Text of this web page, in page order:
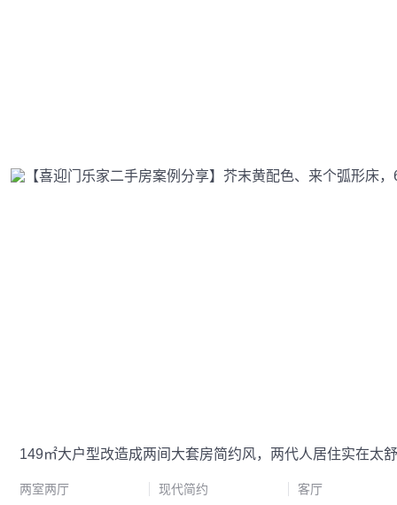
149㎡大户型改造成两间大套房简约风，两代人居住实在太
两室两厅 现代简约 客厅